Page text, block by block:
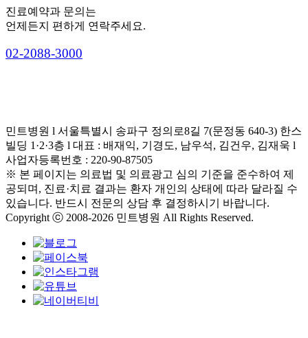
진료예약과 문의는
언제든지 편하게 연락주세요.
02-2088-3000
민트병원 l 서울특별시 송파구 정의로8길 7(문정동 640-3) 한스
빌딩 1·2·3층 l 대표 : 배재익, 기경도, 남우석, 김건우, 김재욱 l
사업자등록번호 : 220-90-87505
※ 본 페이지는 의료법 및 의료광고 심의 기준을 준수하여 제
공되며, 진료·치료 결과는 환자 개인의 상태에 따라 달라질 수
있습니다. 반드시 전문의 상담 후 결정하시기 바랍니다.
Copyright ⓒ 2008-2026 민트병원 All Rights Reserved.